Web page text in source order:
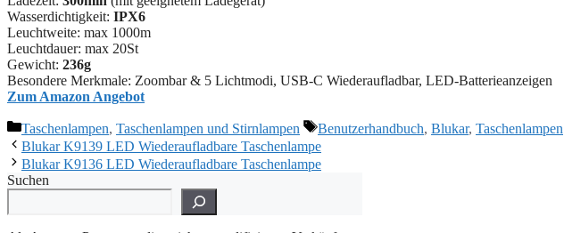
Wasserdichtigkeit: IPX6
Leuchtweite: max 1000m
Leuchtdauer: max 20St
Gewicht: 236g
Besondere Merkmale: Zoombar & 5 Lichtmodi, USB-C Wiederaufladbar, LED-Batterieanzeigen
Zum Amazon Angebot
Kategorien
Taschenlampen, Taschenlampen und Stirnlampen Schlagwörter
Benutzerhandbuch, Blukar, Taschenlampen
Blukar K9139 LED Wiederaufladbare Taschenlampe
Blukar K9136 LED Wiederaufladbare Taschenlampe
Suchen